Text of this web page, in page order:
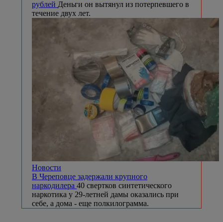
рублей Деньги он вытянул из потерпевшего в
течение двух лет.
Новости
В Череповце задержали крупного
наркодилера 40 свертков синтетического
наркотика у 29-летней дамы оказались при
себе, а дома - еще полкилограмма.